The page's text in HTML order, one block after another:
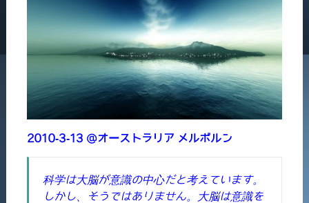
2010-3-13 @オーストラリア メルボルン
科学は大脳が意識の中心だと考えています。
しかし、そうではありません。大脳は意識を